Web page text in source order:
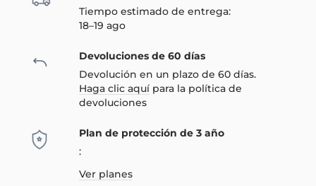
Tiempo estimado de entrega:
18–19 ago
Devoluciones de 60 días
Devolución en un plazo de 60 días.
Haga clic aquí para la política de
devoluciones
Plan de protección de 3 año
:
Ver planes